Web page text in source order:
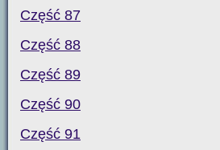
Część 87
Część 88
Część 89
Część 90
Część 91